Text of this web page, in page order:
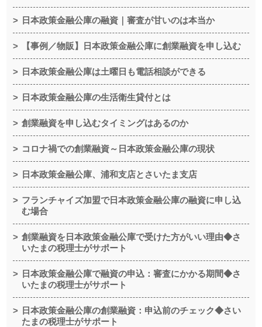
日本政策金融公庫の融資｜審査が甘いのは本当か
【事例／物販】日本政策金融公庫に創業融資を申し込む
日本政策金融公庫は土曜日も電話相談ができる
日本政策金融公庫の生活衛生貸付とは
創業融資を申し込むタイミングはあるのか
コロナ禍での創業融資～日本政策金融公庫の現状
日本政策金融公庫、浦和支店とさいたま支店
フランチャイズ加盟で日本政策金融公庫の融資に申し込
む場合
創業融資を日本政策金融公庫で受けた方がいい理由◆さ
いたまの税理士がサポート
日本政策金融公庫で融資の申込：審査にかかる期間◆さ
いたまの税理士がサポート
日本政策金融公庫の創業融資：申込前のチェック◆さい
たまの税理士がサポート